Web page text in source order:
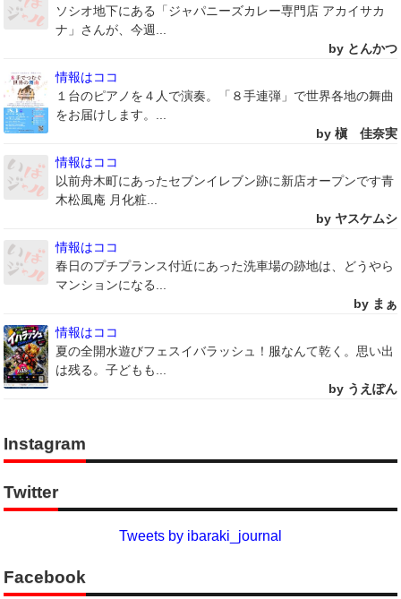
ソシオ地下にある「ジャパニーズカレー専門店 アカイサカ
ナ」さんが、今週...
by とんかつ
情報はココ
１台のピアノを４人で演奏。「８手連弾」で世界各地の舞曲
をお届けします。...
by 槇 佳奈実
情報はココ
以前舟木町にあったセブンイレブン跡に新店オープンです青
木松風庵 月化粧...
by ヤスケムシ
情報はココ
春日のプチプランス付近にあった洗車場の跡地は、どうやら
マンションになる...
by まぁ
情報はココ
夏の全開水遊びフェスイバラッシュ！服なんて乾く。思い出
は残る。子どもも...
by うえぽん
Instagram
Twitter
Tweets by ibaraki_journal
Facebook